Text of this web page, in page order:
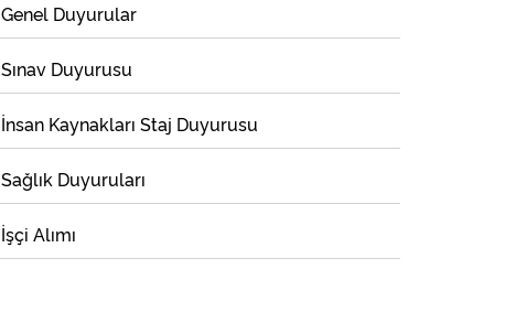
Genel Duyurular
Sınav Duyurusu
İnsan Kaynakları Staj Duyurusu
Sağlık Duyuruları
İşçi Alımı